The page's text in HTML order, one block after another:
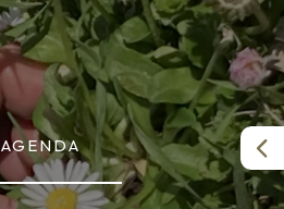
AGENDA